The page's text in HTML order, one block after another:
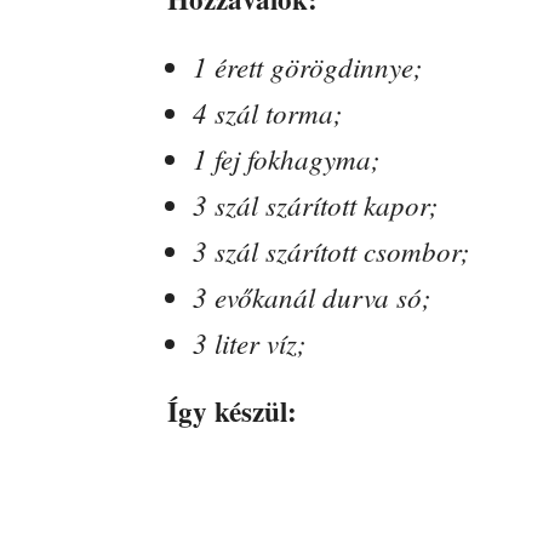
1 érett görögdinnye;
4 szál torma;
1 fej fokhagyma;
3 szál szárított kapor;
3 szál szárított csombor;
3 evőkanál durva só;
3 liter víz;
Így készül: